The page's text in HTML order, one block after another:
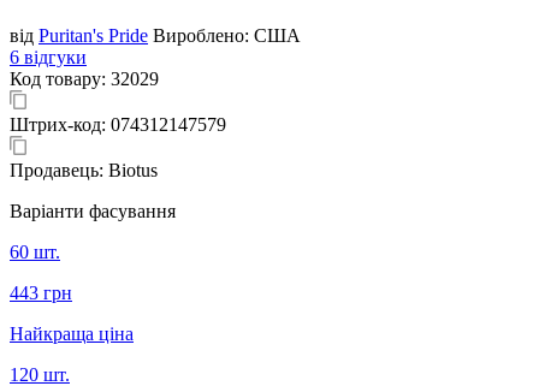
від Puritan's Pride Вироблено: США
6 відгуки
Код товару: 32029
Штрих-код: 074312147579
Продавець: Biotus
Варіанти фасування
60 шт.
443 грн
Найкраща ціна
120 шт.